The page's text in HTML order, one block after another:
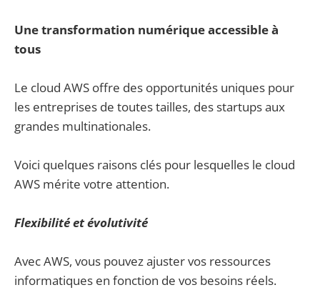
Une transformation numérique accessible à
tous
Le cloud AWS offre des opportunités uniques pour
les entreprises de toutes tailles, des startups aux
grandes multinationales.
Voici quelques raisons clés pour lesquelles le cloud
AWS mérite votre attention.
Flexibilité et évolutivité
Avec AWS, vous pouvez ajuster vos ressources
informatiques en fonction de vos besoins réels.